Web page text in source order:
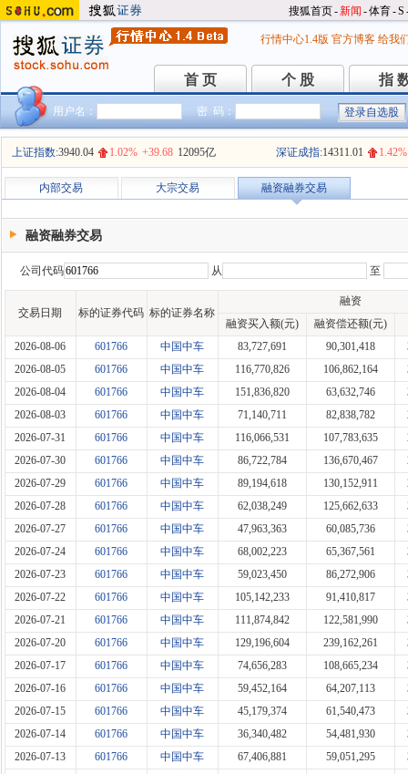
搜狐首页-新闻 -体育-S
行情中心1.4版 官方博客 给我
首 页
首 页 个 股
个 股 指
指
用户名： 密 码：
上证指数:3940.04 1.02% +39.68 12095亿 深证成指:14311.01 1.42%
内部交易 大宗交易 融资融券交易
融资融券交易
公司代码 从 至
交易日期 标的证券代码 标的证券名称
融资
融资买入额(元)
融资偿还额(元)
2026-08-06
601766 中国中车 83,727,691 90,301,418
2026-08-05
601766 中国中车 116,770,826 106,862,164
2026-08-04
601766 中国中车 151,836,820 63,632,746
2026-08-03
601766 中国中车 71,140,711 82,838,782
2026-07-31
601766 中国中车 116,066,531 107,783,635
2026-07-30
601766 中国中车 86,722,784 136,670,467
2026-07-29
601766 中国中车 89,194,618 130,152,911
2026-07-28
601766 中国中车 62,038,249 125,662,633
2026-07-27
601766 中国中车 47,963,363 60,085,736
2026-07-24
601766 中国中车 68,002,223 65,367,561
2026-07-23
601766 中国中车 59,023,450 86,272,906
2026-07-22
601766 中国中车 105,142,233 91,410,817
2026-07-21
601766 中国中车 111,874,842 122,581,990
2026-07-20
601766 中国中车 129,196,604 239,162,261
2026-07-17
601766 中国中车 74,656,283 108,665,234
2026-07-16
601766 中国中车 59,452,164 64,207,113
2026-07-15
601766 中国中车 45,179,374 61,540,473
2026-07-14
601766 中国中车 36,340,482 54,481,930
2026-07-13
601766 中国中车 67,406,881 59,051,295